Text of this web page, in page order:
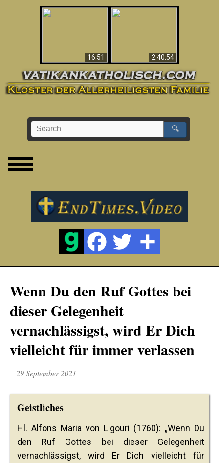
16:51
2:40:54
🔍
Wenn Du den Ruf Gottes bei
dieser Gelegenheit
vernachlässigst, wird Er Dich
vielleicht für immer verlassen
29 September 2021
Geistliches
Hl. Alfons Maria von Ligouri (1760): „Wenn Du
den Ruf Gottes bei dieser Gelegenheit
vernachlässigst, wird Er Dich vielleicht für